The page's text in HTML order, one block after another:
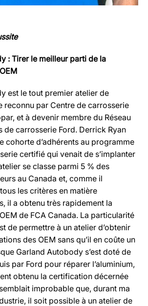
: Tirer le meilleur parti de la
est le tout premier atelier de
reconnu par Centre de carrosserie
et à devenir membre du Réseau
de carrosserie Ford. Derrick Ryan
cohorte d’adhérents au programme
certifié qui venait de s’implanter
se classe parmi 5 % des
au Canada et, comme il
les critères en matière
il a obtenu très rapidement la
de FCA Canada. La particularité
de permettre à un atelier d’obtenir
des OEM sans qu’il en coûte un
Garland Autobody s’est doté de
par Ford pour réparer l’aluminium,
obtenu la certification décernée
improbable que, durant ma
il soit possible à un atelier de